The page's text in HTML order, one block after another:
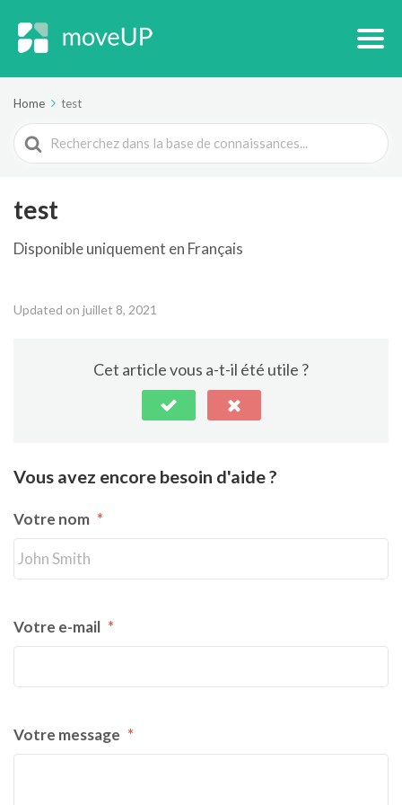
Home test
Search
For
test
Disponible uniquement en Français
Updated on juillet 8, 2021
Cet article vous a-t-il été utile ?
Vous avez encore besoin d'aide ?
Votre nom *
Votre e-mail *
Votre message *